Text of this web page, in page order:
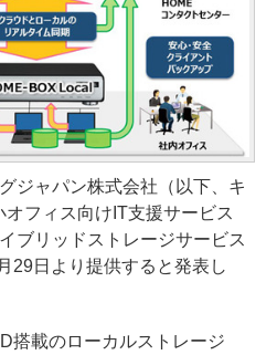
ジャパン株式会社（以下、キ
フィス向けIT支援サービス
ブリッドストレージサービス
29日より提供すると発表し
搭載のローカルストレージ